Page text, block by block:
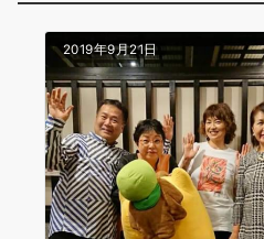
2019年9月21日